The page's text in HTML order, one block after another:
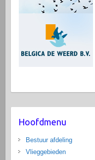
Hoofdmenu
Bestuur afdeling
Vlieggebieden